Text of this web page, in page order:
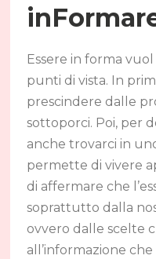
Essere in forma
punti di vista. In
prescindere dalle
sottoporci. Poi, per
anche trovarci in
permette di vivere
di affermare che
soprattutto dalla
ovvero dalle scelte
all’informazione